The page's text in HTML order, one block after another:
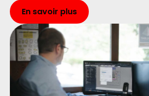
En savoir plus